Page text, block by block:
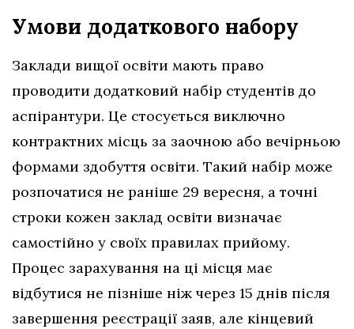
Умови додаткового набору
Заклади вищої освіти мають право
проводити додатковий набір студентів до
аспірантури. Це стосується виключно
контрактних місць за заочною або вечірньою
формами здобуття освіти. Такий набір може
розпочатися не раніше 29 вересня, а точні
строки кожен заклад освіти визначає
самостійно у своїх правилах прийому.
Процес зарахування на ці місця має
відбутися не пізніше ніж через 15 днів після
завершення реєстрації заяв, але кінцевий